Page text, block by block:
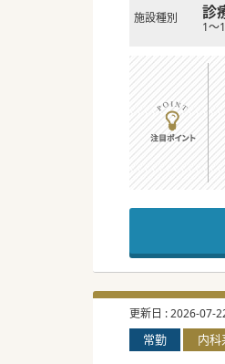
施設種別 診
1～
更新日 :2026-07-
常勤 内科